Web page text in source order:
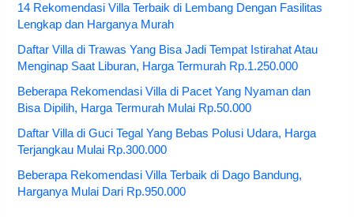
14 Rekomendasi Villa Terbaik di Lembang Dengan Fasilitas
Lengkap dan Harganya Murah
Daftar Villa di Trawas Yang Bisa Jadi Tempat Istirahat Atau
Menginap Saat Liburan, Harga Termurah Rp.1.250.000
Beberapa Rekomendasi Villa di Pacet Yang Nyaman dan
Bisa Dipilih, Harga Termurah Mulai Rp.50.000
Daftar Villa di Guci Tegal Yang Bebas Polusi Udara, Harga
Terjangkau Mulai Rp.300.000
Beberapa Rekomendasi Villa Terbaik di Dago Bandung,
Harganya Mulai Dari Rp.950.000